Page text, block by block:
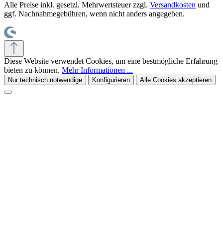
Alle Preise inkl. gesetzl. Mehrwertsteuer zzgl. Versandkosten und
ggf. Nachnahmegebühren, wenn nicht anders angegeben.
Diese Website verwendet Cookies, um eine bestmögliche Erfahrung
bieten zu können. Mehr Informationen ...
Nur technisch notwendige Konfigurieren Alle Cookies akzeptieren